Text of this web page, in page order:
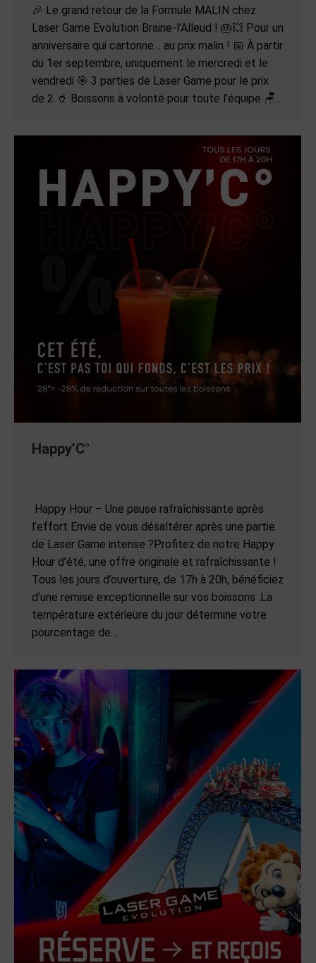
🎉 Le grand retour de la Formule MALIN chez
Laser Game Evolution Braine-l’Alleud ! 🎂💥 Pour un
anniversaire qui cartonne… au prix malin ! 📅 À partir
du 1er septembre, uniquement le mercredi et le
vendredi 🎯 3 parties de Laser Game pour le prix
de 2 🥤 Boissons à volonté pour toute l’équipe 🪑…
Happy’C°
Happy Hour – Une pause rafraîchissante après
l’effort Envie de vous désaltérer après une partie
de Laser Game intense ?Profitez de notre Happy
Hour d’été, une offre originale et rafraîchissante !
Tous les jours d’ouverture, de 17h à 20h, bénéficiez
d’une remise exceptionnelle sur vos boissons :La
température extérieure du jour détermine votre
pourcentage de…